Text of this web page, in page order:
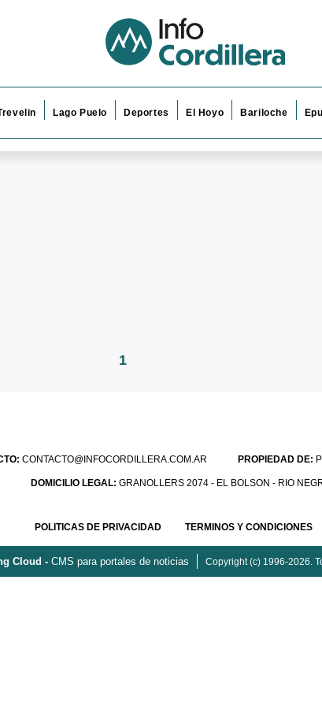
Lago Puelo Deportes El Hoyo Bariloche
1
CONTACTO@INFOCORDILLERA.COM.AR PROPIEDAD DE:
DOMICILIO LEGAL:GRANOLLERS 2074 - EL BOLSON - RIO
POLITICAS DE PRIVACIDAD TERMINOS Y CONDICIONES
Cloud - CMS para portales de noticias Copyright (c) 1996-2026.